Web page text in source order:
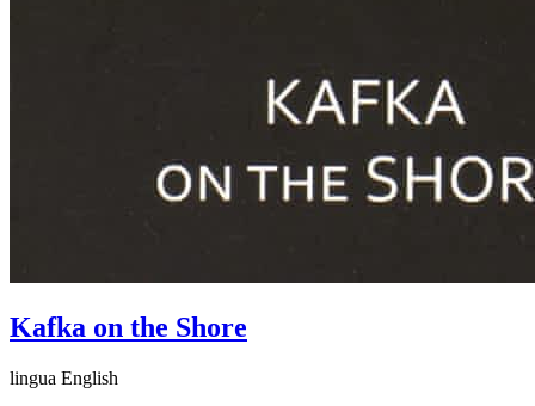
Kafka on the Shore
lingua English